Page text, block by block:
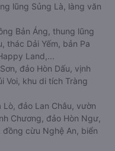
lũng Sủng Là, làng văn
Bản Áng, thung lũng
thác Dải Yếm, bản Pa
Land,...
đảo Hòn Dấu, vịnh
Voi, khu di tích Tràng
Lò, đảo Lan Châu, vườn
Chương, đảo Hòn Ngư,
cừu Nghệ An, biển